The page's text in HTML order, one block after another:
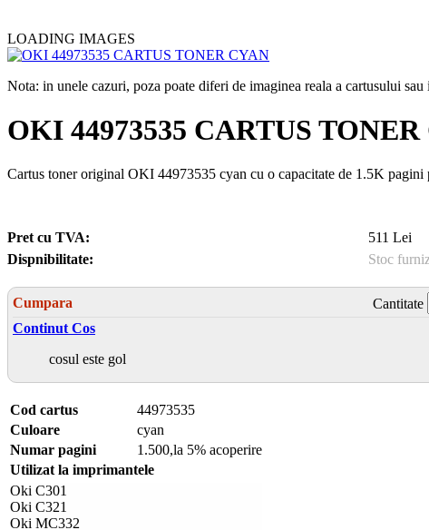
LOADING IMAGES
Nota: in unele cazuri, poza poate diferi de imaginea reala a cartusului
OKI 44973535 CARTUS
Cartus toner original OKI 44973535 cyan cu o capacitate de 1.5K
Pret cu TVA:
511 Lei
Dispnibilitate:
Stoc
Cumpara
Cantitate
Continut Cos
cosul este gol
Cod cartus
44973535
Culoare
cyan
Numar pagini
1.500,la 5% acoperire
Utilizat la imprimantele
Oki C301
Oki C321
Oki MC332